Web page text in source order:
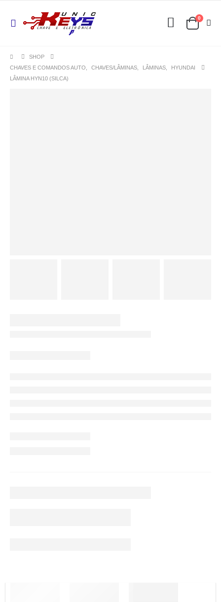
0
SHOP
CHAVES E COMANDOS AUTO
CHAVES/LÂMINAS LÂMINAS
HYUNDAI
LÂMINA HYN10 (SILCA)